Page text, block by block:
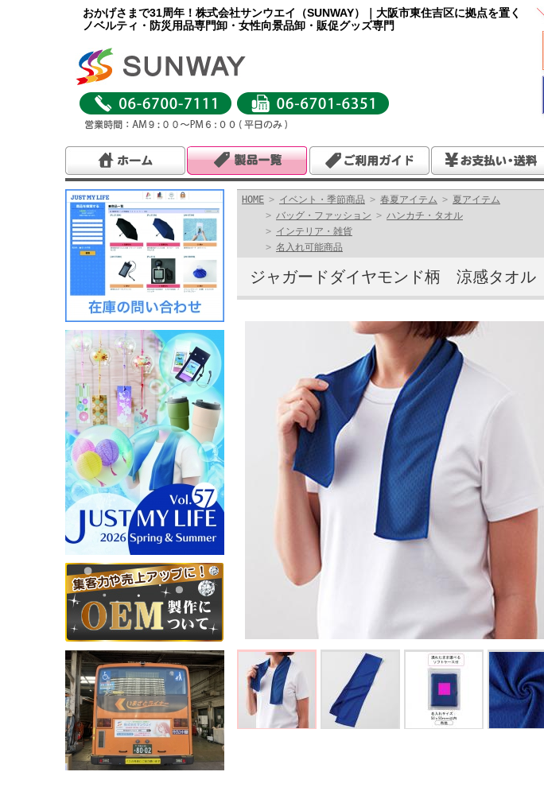
おかげさまで31周年！株式会社サンウエイ（SUNWAY）｜大阪市東住吉区に拠点を置く
ノベルティ・防災用品専門卸・女性向景品卸・販促グッズ専門
HOME > イベント・季節商品 > 春夏アイテム > 夏アイテム
> バッグ・ファッション > ハンカチ・タオル
> インテリア・雑貨
> 名入れ可能商品
ジャガードダイヤモンド柄 涼感タオル